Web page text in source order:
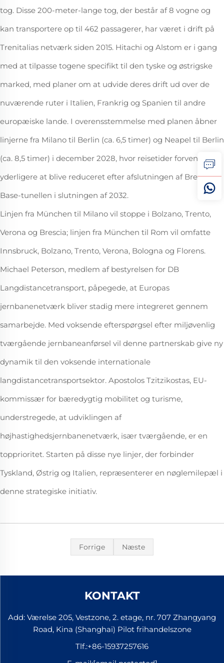
tog. Disse 200-meter-lange tog, der består af 8 vogne og
kan transportere op til 462 passagerer, har været i drift på
Trenitalias netværk siden 2015. Hitachi og Alstom er i gang
med at tilpasse togene specifikt til den tyske og østrigske
marked, med planer om at udvide deres drift ud over de
nuværende ruter i Italien, Frankrig og Spanien til andre
europæiske lande. I overensstemmelse med planen åbner
linjerne fra Milano til Berlin (ca. 6,5 timer) og Neapel til Berlin
(ca. 8,5 timer) i december 2028, hvor reisetider forventes
yderligere at blive reduceret efter afslutningen af Brenner
Base-tunellen i slutningen af 2032.
Linjen fra München til Milano vil stoppe i Bolzano, Trento,
Verona og Brescia; linjen fra München til Rom vil omfatte
Innsbruck, Bolzano, Trento, Verona, Bologna og Florens.
Michael Peterson, medlem af bestyrelsen for DB
Langdistancetransport, påpegede, at Europas
jernbanenetværk bliver stadig mere integreret gennem
samarbejde. Med voksende efterspørgsel efter miljøvenlig
tværgående jernbaneanførsel vil denne partnerskab give ny
dynamik til den voksende internationale
langdistancetransportsektor. Apostolos Tzitzikostas, EU-
kommissær for bæredygtig mobilitet og turisme,
understregede, at udviklingen af
højhastighedsjernbanenetværk, især tværgående, er en
topprioritet. Starten på disse nye linjer, der forbinder
Tyskland, Østrig og Italien, repræsenterer en nøglemilepæl i
denne strategiske initiativ.
Forrige Næste
KONTAKT
Add: Værelse 205, Vestzone, 2. etage, nr. 707 Zhangyang
Road, Kina (Shanghai) Pilot frihandelszone
Tlf.:+86-15937257616